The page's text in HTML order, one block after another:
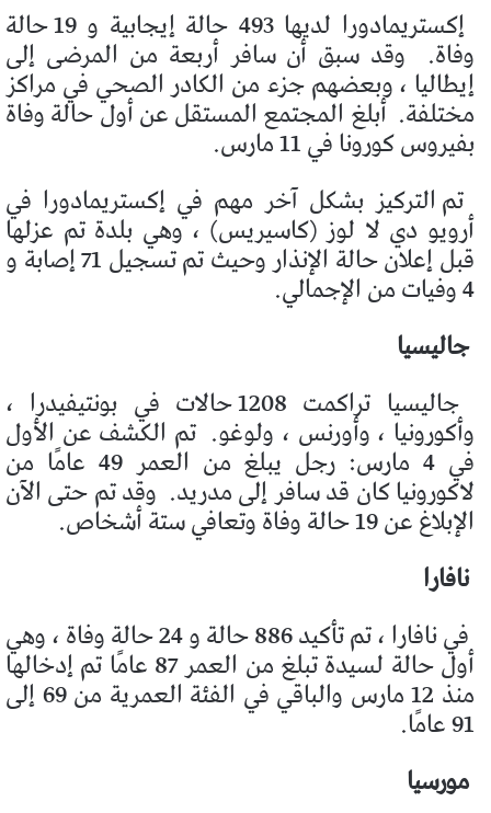
إكستريمادورا لديها 493 حالة إيجابية و 19 حالة
وفاة. وقد سبق أن سافر أربعة من المرضى إلى
إيطاليا ، وبعضهم جزء من الكادر الصحي في مراكز
مختلفة. أبلغ المجتمع المستقل عن أول حالة وفاة
بفيروس كورونا في 11 مارس.
تم التركيز بشكل آخر مهم في إكستريمادورا في
أرويو دي لا لوز (كاسيريس) ، وهي بلدة تم عزلها
قبل إعلان حالة الإنذار وحيث تم تسجيل 71 إصابة و
4 وفيات من الإجمالي.
جاليسيا
جاليسيا تراكمت 1208 حالات في بونتيفيدرا ،
وأكورونيا ، وأورنس ، ولوغو. تم الكشف عن الأول
في 4 مارس: رجل يبلغ من العمر 49 عامًا من
لاكورونيا كان قد سافر إلى مدريد. وقد تم حتى الآن
الإبلاغ عن 19 حالة وفاة وتعافي ستة أشخاص.
نافارا
في نافارا ، تم تأكيد 886 حالة و 24 حالة وفاة ، وهي
أول حالة لسيدة تبلغ من العمر 87 عامًا تم إدخالها
منذ 12 مارس والباقي في الفئة العمرية من 69 إلى
91 عامًا.
مورسيا